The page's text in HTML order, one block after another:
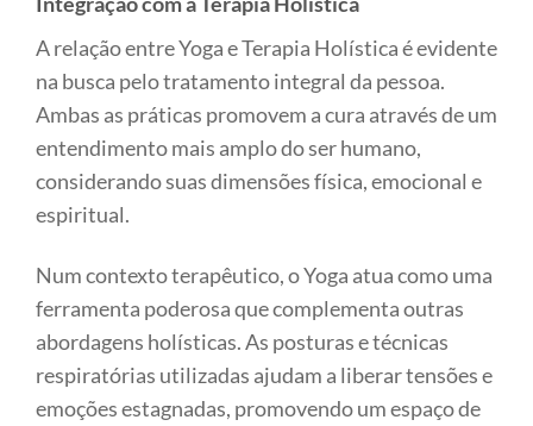
A relação entre Yoga e Terapia Holística é evidente
na busca pelo tratamento integral da pessoa.
Ambas as práticas promovem a cura através de um
entendimento mais amplo do ser humano,
considerando suas dimensões física, emocional e
espiritual.
Num contexto terapêutico, o Yoga atua como uma
ferramenta poderosa que complementa outras
abordagens holísticas. As posturas e técnicas
respiratórias utilizadas ajudam a liberar tensões e
emoções estagnadas, promovendo um espaço de